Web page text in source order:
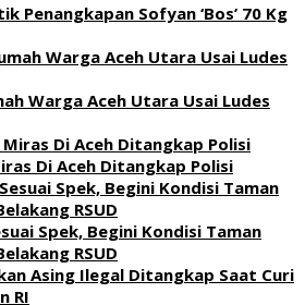
Penangkapan Sofyan ‘Bos’ 70 Kg
Warga Aceh Utara Usai Ludes
Di Aceh Ditangkap Polisi
Spek, Begini Kondisi Taman
RSUD